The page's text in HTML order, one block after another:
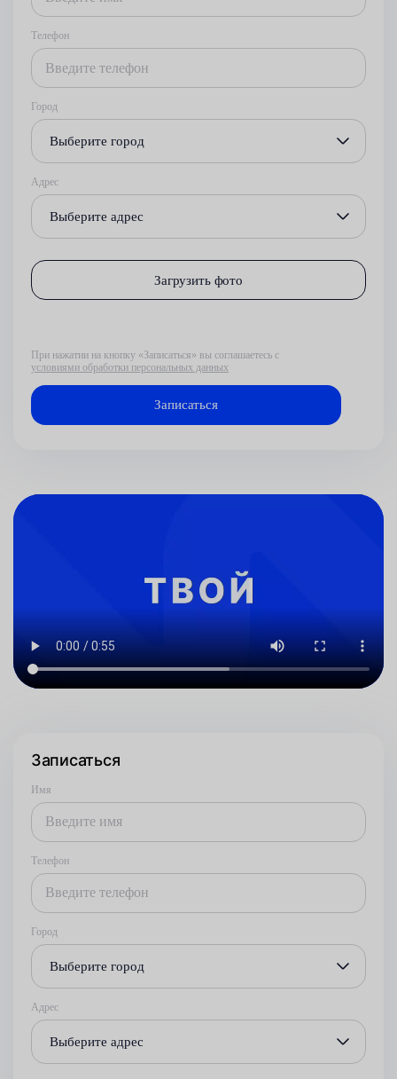
Телефон
Город
Выберите город
Адрес
Выберите адрес
Загрузить фото
При нажатии на кнопку «Записаться» вы соглашаетесь с
условиями обработки персональных данных
Записаться
Имя
Телефон
Город
Выберите город
Адрес
Выберите адрес